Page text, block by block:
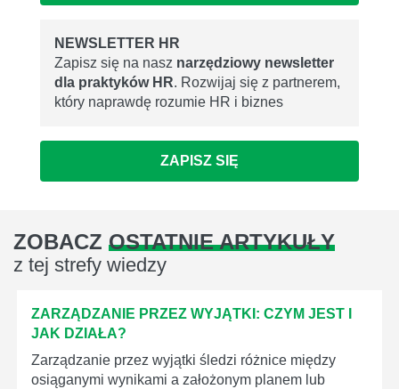
NEWSLETTER HR
Zapisz się na nasz narzędziowy newsletter
dla praktyków HR. Rozwijaj się z partnerem,
który naprawdę rozumie HR i biznes
ZAPISZ SIĘ
ZOBACZ OSTATNIE ARTYKUŁY
z tej strefy wiedzy
ZARZĄDZANIE PRZEZ WYJĄTKI: CZYM JEST I
JAK DZIAŁA?
Zarządzanie przez wyjątki śledzi różnice między
osiąganymi wynikami a założonym planem lub